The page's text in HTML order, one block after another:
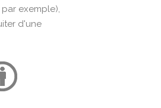
exemple),
d'une